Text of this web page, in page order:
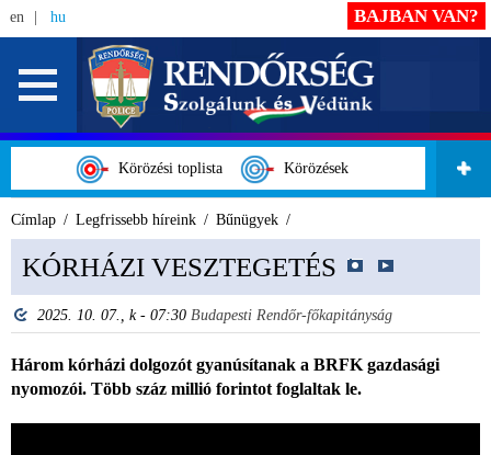
en hu
Körözési toplista Körözések
BAJBAN VAN?
Címlap Legfrissebb híreink Bűnügyek
KÓRHÁZI VESZTEGETÉS
2025. 10. 07., k - 07:30 Budapesti Rendőr-főkapitányság
Három kórházi dolgozót gyanúsítanak a BRFK gazdasági
nyomozói. Több száz millió forintot foglaltak le.